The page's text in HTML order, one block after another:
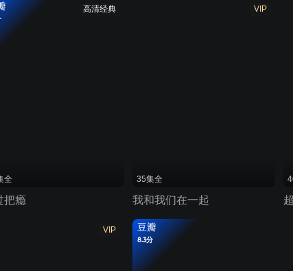
高清经典
全
把瘾
VIP
35集全
我和我们在一起
VIP 豆瓣
8.3分